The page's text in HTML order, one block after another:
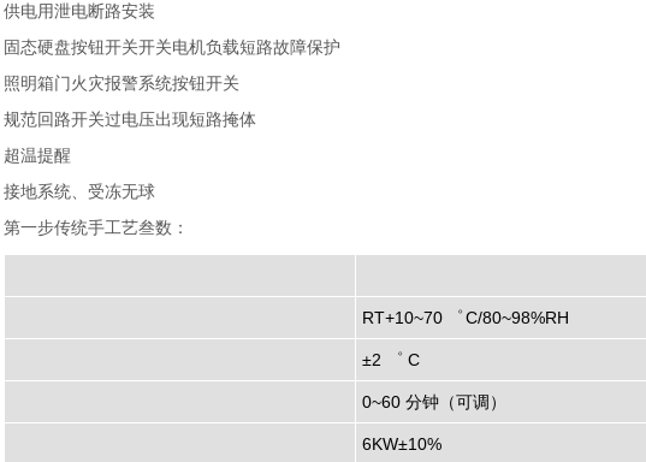
供电用泄电断路安装
固态硬盘按钮开关开关电机负载短路故障保护
照明箱门火灾报警系统按钮开关
规范回路开关过电压出现短路掩体
超温提醒
接地系统、受冻无球
第一步传统手工艺叁数：
RT+10~70 ゜C/80~98%RH
±2 ゜ C
0~60 分钟（可调）
6KW±10%